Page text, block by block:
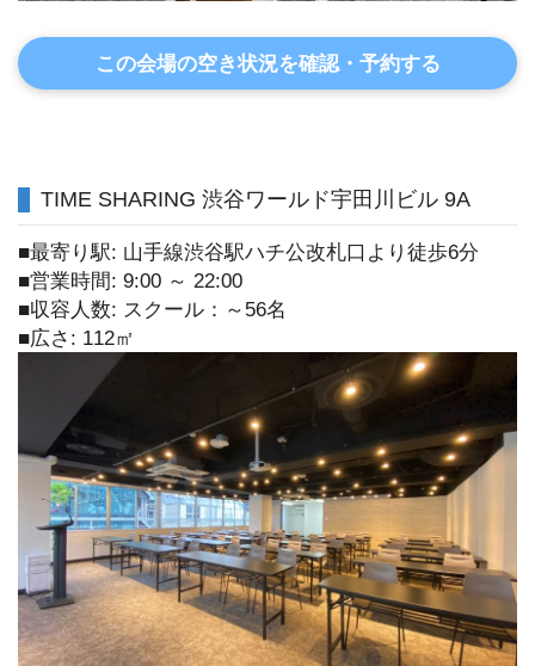
この会場の空き状況を確認・予約する
TIME SHARING 渋谷ワールド宇田川ビル 9A
■最寄り駅: 山手線渋谷駅ハチ公改札口より徒歩6分
■営業時間: 9:00 ～ 22:00
■収容人数: スクール：～56名
■広さ: 112㎡